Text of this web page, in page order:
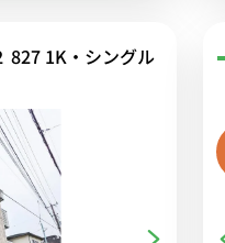
827 1K・シングル